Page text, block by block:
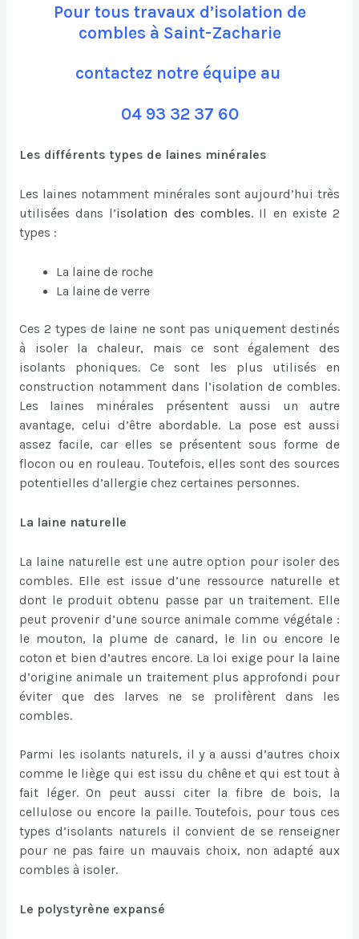
Pour tous travaux d’isolation de
combles à Saint-Zacharie
contactez notre équipe au
04 93 32 37 60
Les différents types de laines minérales
Les laines notamment minérales sont aujourd’hui très
utilisées dans l’isolation des combles. Il en existe 2
types :
La laine de roche
La laine de verre
Ces 2 types de laine ne sont pas uniquement destinés
à isoler la chaleur, mais ce sont également des
isolants phoniques. Ce sont les plus utilisés en
construction notamment dans l’isolation de combles.
Les laines minérales présentent aussi un autre
avantage, celui d’être abordable. La pose est aussi
assez facile, car elles se présentent sous forme de
flocon ou en rouleau. Toutefois, elles sont des sources
potentielles d’allergie chez certaines personnes.
La laine naturelle
La laine naturelle est une autre option pour isoler des
combles. Elle est issue d’une ressource naturelle et
dont le produit obtenu passe par un traitement. Elle
peut provenir d’une source animale comme végétale :
le mouton, la plume de canard, le lin ou encore le
coton et bien d’autres encore. La loi exige pour la laine
d’origine animale un traitement plus approfondi pour
éviter que des larves ne se prolifèrent dans les
combles.
Parmi les isolants naturels, il y a aussi d’autres choix
comme le liège qui est issu du chêne et qui est tout à
fait léger. On peut aussi citer la fibre de bois, la
cellulose ou encore la paille. Toutefois, pour tous ces
types d’isolants naturels il convient de se renseigner
pour ne pas faire un mauvais choix, non adapté aux
combles à isoler.
Le polystyrène expansé